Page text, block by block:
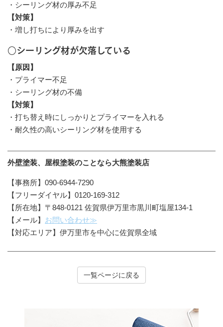
・シーリング材の厚み不足
【対策】
・増し打ちにより厚みを出す
○シーリング材が欠落している
【原因】
・プライマー不足
・シーリング材の不備
【対策】
・打ち替え時にしっかりとプライマーを入れる
・耐久性の高いシーリング材を使用する
外壁塗装、屋根塗装のことなら大熊塗装店
【事務所】090-6944-7290
【フリーダイヤル】0120-169-312
【所在地】〒848-0121 佐賀県伊万里市黒川町塩屋134-1
【メール】 お問い合わせ≫
【対応エリア】伊万里市を中心に佐賀県全域
一覧ページに戻る